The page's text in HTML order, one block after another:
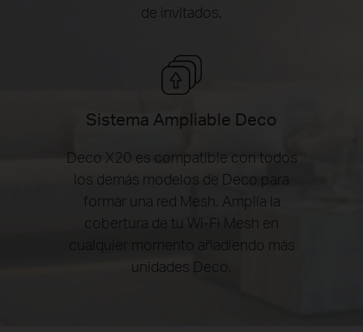
de invitados.
Sistema Ampliable Deco
Deco X20 es compatible con todos
los demás modelos de Deco para
formar una red Mesh. Amplía la
cobertura de tu Wi-Fi Mesh en
cualquier momento añadiendo más
unidades Deco.